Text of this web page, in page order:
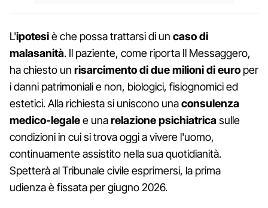
L'ipotesiè che possa trattarsi di un caso di
malasanità. Il paziente, come riporta Il Messaggero,
ha chiesto un risarcimento di due milioni di euro per
i danni patrimoniali e non, biologici, fisiognomici ed
estetici. Alla richiesta si uniscono unaconsulenza
medico-legalee unarelazione psichiatricasulle
condizioni in cui si trova oggi a vivere l'uomo,
continuamente assistito nella sua quotidianità.
Spetterà al Tribunale civile esprimersi, la prima
udienza è fissata per giugno 2026.